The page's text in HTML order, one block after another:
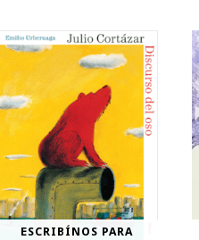
ESCRIBÍNOS PARA